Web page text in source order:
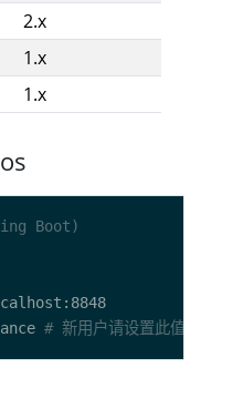
2.x
1.x
1.x
Boot)
# 新用户请设置此值，